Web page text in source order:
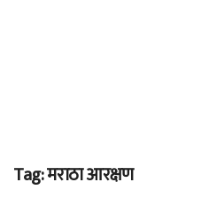
Tag:मराठा आरक्षण